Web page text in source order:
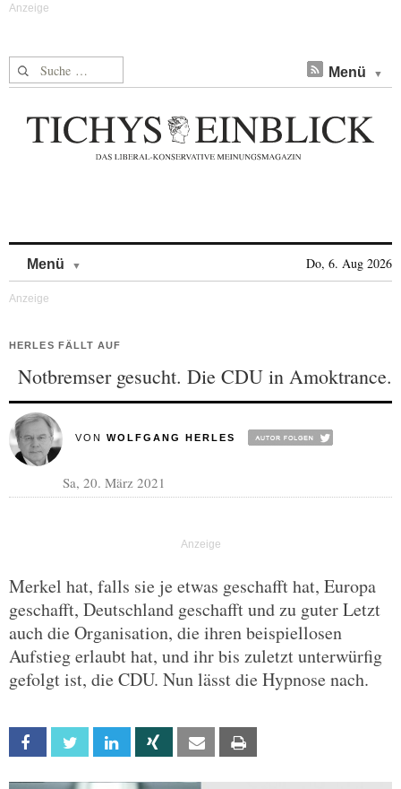
Suche nach: Menü
Menü Do, 6. Aug 2026
HERLES FÄLLT AUF
Notbremser gesucht. Die CDU in Amoktrance.
VON WOLFGANG HERLES
Sa, 20. März 2021
Merkel hat, falls sie je etwas geschafft hat, Europa
geschafft, Deutschland geschafft und zu guter Letzt
auch die Organisation, die ihren beispiellosen
Aufstieg erlaubt hat, und ihr bis zuletzt unterwürfig
gefolgt ist, die CDU. Nun lässt die Hypnose nach.
Facebook Twitter Linkedin Xing Email